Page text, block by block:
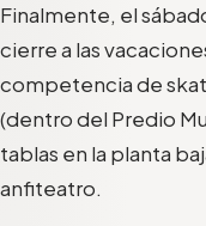
Finalmente, el
cierre a las
competencia de
(dentro del Predio
tablas en la planta
anfiteatro.